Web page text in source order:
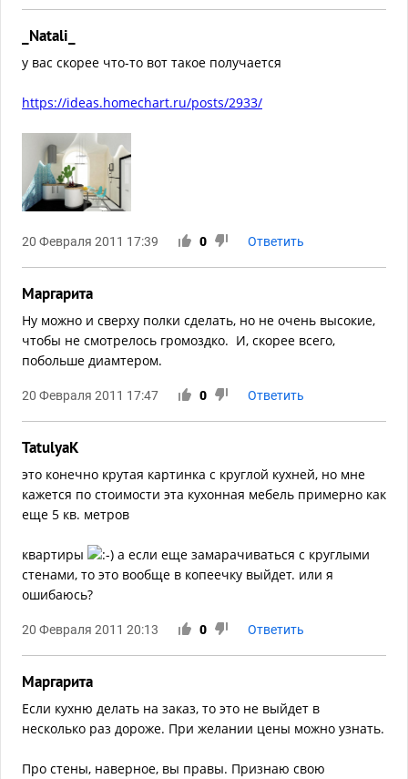
_Natali_
у вас скорее что-то вот такое получается
https://ideas.homechart.ru/posts/2933/
20 Февраля 2011 17:39 0 Ответить
Маргарита
Ну можно и сверху полки сделать, но не очень высокие,
чтобы не смотрелось громоздко. И, скорее всего,
побольше диамтером.
20 Февраля 2011 17:47 0 Ответить
TatulyaK
это конечно крутая картинка с круглой кухней, но мне
кажется по стоимости эта кухонная мебель примерно как
еще 5 кв. метров
квартиры
а если еще замарачиваться с круглыми
стенами, то это вообще в копеечку выйдет. или я
ошибаюсь?
20 Февраля 2011 20:13 0 Ответить
Маргарита
Если кухню делать на заказ, то это не выйдет в
несколько раз дороже. При желании цены можно узнать.
Про стены, наверное, вы правы. Признаю свою